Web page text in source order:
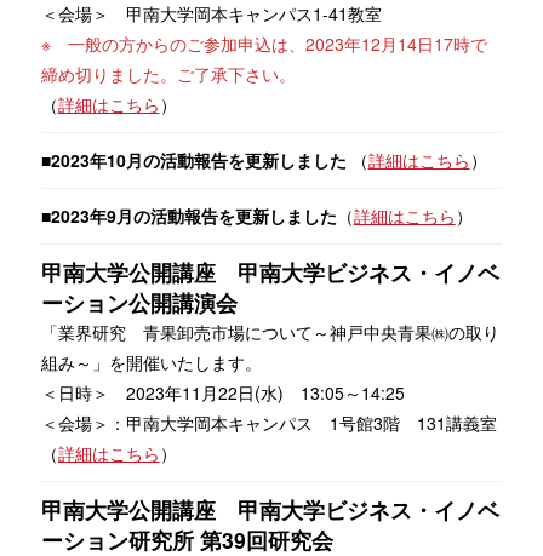
＜会場＞ 甲南大学岡本キャンパス1-41教室
※ 一般の方からのご参加申込は、2023年12月14日17時で
締め切りました。ご了承下さい。
（詳細はこちら ）
■2023年10月の活動報告を更新しました （詳細はこちら ）
■2023年9月の活動報告を更新しました （詳細はこちら ）
甲南大学公開講座 甲南大学ビジネス・イノベ
ーション公開講演会
「業界研究 青果卸売市場について～神戸中央青果㈱の取り
組み～」を開催いたします。
＜日時＞ 2023年11月22日(水) 13:05～14:25
＜会場＞：甲南大学岡本キャンパス 1号館3階 131講義室
（詳細はこちら ）
甲南大学公開講座 甲南大学ビジネス・イノベ
ーション研究所 第39回研究会